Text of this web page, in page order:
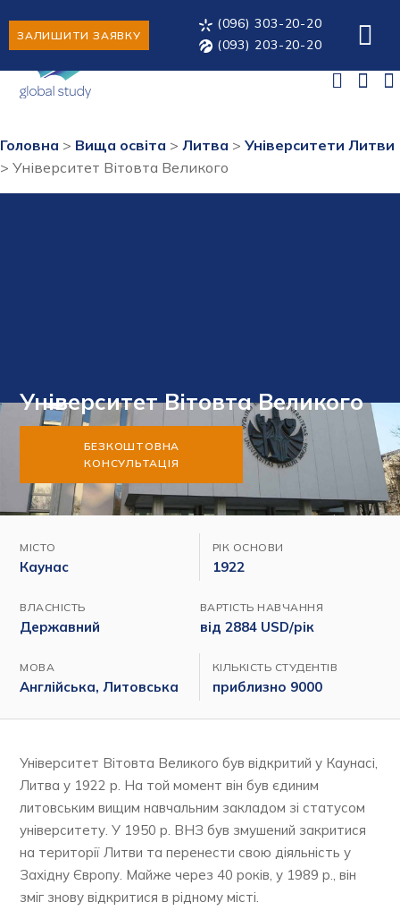
ЗАЛИШИТИ ЗАЯВКУ
(096) 303-20-20
(093) 203-20-20
Головна > Вища освіта > Литва > Університети Литви
> Університет Вітовта Великого
Університет Вітовта Великого
БЕЗКОШТОВНА
КОНСУЛЬТАЦІЯ
МІСТО
Каунас
РІК ОСНОВИ
1922
ВЛАСНІСТЬ
Державний
ВАРТІСТЬ НАВЧАННЯ
від 2884 USD/рік
МОВА
Англійська, Литовська
КІЛЬКІСТЬ СТУДЕНТІВ
приблизно 9000
Університет Вітовта Великого був відкритий у Каунасі,
Литва у 1922 р. На той момент він був єдиним
литовським вищим навчальним закладом зі статусом
університету. У 1950 р. ВНЗ був змушений закритися
на території Литви та перенести свою діяльність у
Західну Європу. Майже через 40 років, у 1989 р., він
зміг знову відкритися в рідному місті.